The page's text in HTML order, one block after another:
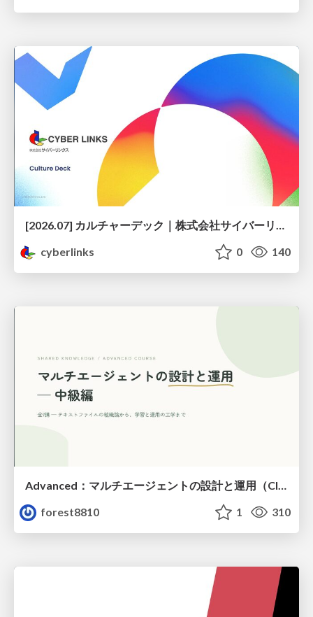
[2026.07] カルチャーデック｜株式会社サイバーリンクス
cyberlinks
0 140
Advanced：マルチエージェントの設計と運用（Claude Code）
forest8810
1 310